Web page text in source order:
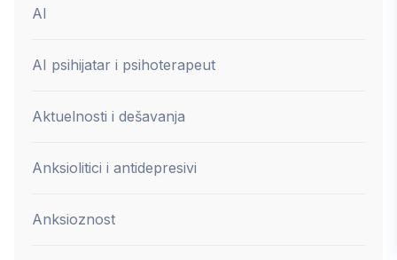
AI
AI psihijatar i psihoterapeut
Aktuelnosti i dešavanja
Anksiolitici i antidepresivi
Anksioznost